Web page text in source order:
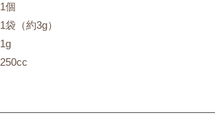
1個
1袋（約3g）
1g
250cc